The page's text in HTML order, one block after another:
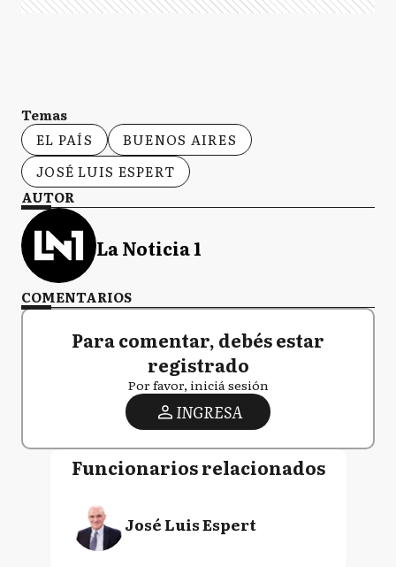
Temas
EL PAÍS
BUENOS AIRES
JOSÉ LUIS ESPERT
AUTOR
La Noticia 1
COMENTARIOS
Para comentar, debés estar
registrado
Por favor, iniciá sesión
INGRESA
Funcionarios relacionados
José Luis Espert